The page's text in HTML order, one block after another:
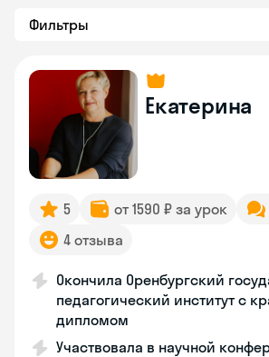
Фильтры
Екатерина
5 от 1590 ₽ за урок
4 отзыва
Окончила Оренбургский
педагогический институт с
дипломом
Участвовала в научной